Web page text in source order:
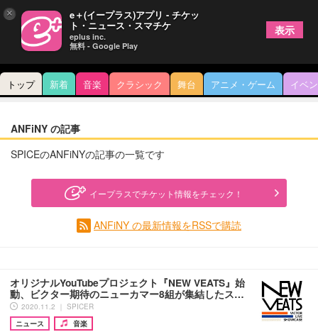
トップ 新着 音楽 クラシック 舞台 アニメ・ゲーム イベ
ANFiNY の記事
SPICEのANFiNYの記事の一覧です
イープラスでチケット情報をチェック！
ANFiNY の最新情報をRSSで購読
オリジナルYouTubeプロジェクト『NEW VEATS』始
動、ビクター期待のニューカマー8組が集結したス…
2020.11.2 ｜ SPICER
ニュース
音楽
× e＋(イープラス)アプリ - チケッ
ト・ニュース・スマチケ
eplus inc.
無料 - Google Play
表示